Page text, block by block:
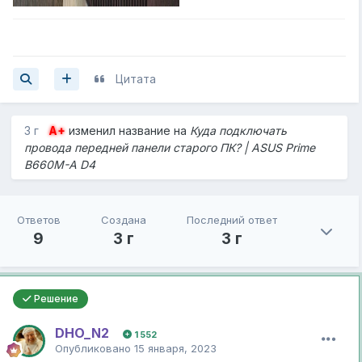
Цитата
3 г A+ изменил название на Куда подключать
провода передней панели старого ПК? | ASUS Prime
B660M-A D4
Ответов
9
Создана
3 г
Последний ответ
3 г
Решение
DHO_N2 1 552
Опубликовано 15 января, 2023